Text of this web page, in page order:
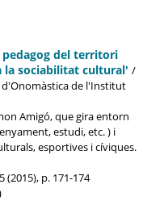
pedagog del territori
la sociabilitat cultural' /
d'Onomàstica de l'Institut
Amigó, que gira entorn
estudi, etc. ) i
esportives i cíviques.
(2015), p. 171-174